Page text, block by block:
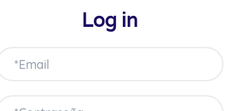
Log in